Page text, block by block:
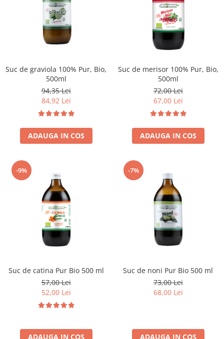
Suc de graviola 100% Pur, Bio,
500ml
94,35 Lei
84,92 Lei
ADAUGA IN COS
Suc de merisor 100% Pur, Bio,
500ml
72,00 Lei
67,00 Lei
ADAUGA IN COS
-9%
Suc de catina Pur Bio 500 ml
57,00 Lei
52,00 Lei
ADAUGA IN COS
-7%
Suc de noni Pur Bio 500 ml
73,00 Lei
68,00 Lei
ADAUGA IN COS